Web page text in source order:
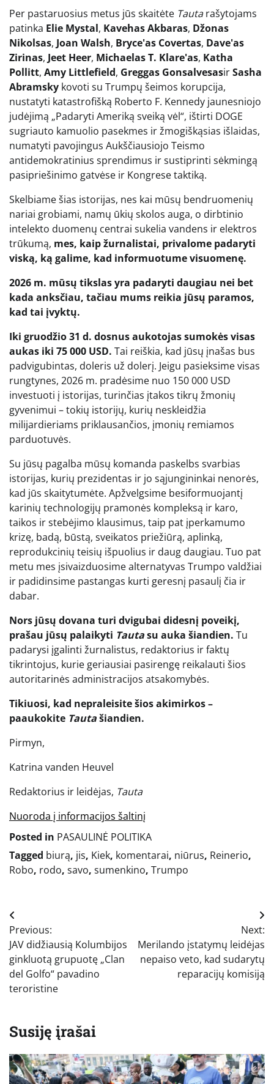
Per pastaruosius metus jūs skaitėte Tautarašytojams
patinka Elie Mystal, Kavehas Akbaras, Džonas
Nikolsas, Joan Walsh, Bryce'as Covertas, Dave'as
Zirinas, Jeet Heer, Michaelas T. Klare'as, Katha
Pollitt, Amy Littlefield, Greggas GonsalvesasirSasha
Abramsky kovoti su Trumpų šeimos korupcija,
nustatyti katastrofišką Roberto F. Kennedy jaunesniojo
judėjimą „Padaryti Ameriką sveiką vėl“, ištirti DOGE
sugriauto kamuolio pasekmes ir žmogiškąsias išlaidas,
numatyti pavojingus Aukščiausiojo Teismo
antidemokratinius sprendimus ir sustiprinti sėkmingą
pasipriešinimo gatvėse ir Kongrese taktiką.
Skelbiame šias istorijas, nes kai mūsų bendruomenių
nariai grobiami, namų ūkių skolos auga, o dirbtinio
intelekto duomenų centrai sukelia vandens ir elektros
trūkumą, mes, kaip žurnalistai, privalome padaryti
viską, ką galime, kad informuotume visuomenę.
2026 m. mūsų tikslas yra padaryti daugiau nei bet
kada anksčiau, tačiau mums reikia jūsų paramos,
kad tai įvyktų.
Iki gruodžio 31 d. dosnus aukotojas sumokės visas
aukas iki 75 000 USD. Tai reiškia, kad jūsų įnašas bus
padvigubintas, doleris už dolerį. Jeigu pasieksime visas
rungtynes, 2026 m. pradėsime nuo 150 000 USD
investuoti į istorijas, turinčias įtakos tikrų žmonių
gyvenimui – tokių istorijų, kurių neskleidžia
milijardieriams priklausančios, įmonių remiamos
parduotuvės.
Su jūsų pagalba mūsų komanda paskelbs svarbias
istorijas, kurių prezidentas ir jo sąjungininkai nenorės,
kad jūs skaitytumėte. Apžvelgsime besiformuojantį
karinių technologijų pramonės kompleksą ir karo,
taikos ir stebėjimo klausimus, taip pat įperkamumo
krizę, badą, būstą, sveikatos priežiūrą, aplinką,
reprodukcinių teisių išpuolius ir daug daugiau. Tuo pat
metu mes įsivaizduosime alternatyvas Trumpo valdžiai
ir padidinsime pastangas kurti geresnį pasaulį čia ir
dabar.
Nors jūsų dovana turi dvigubai didesnį poveikį,
prašau jūsų palaikyti Tautasu auka šiandien. Tu
padarysi įgalinti žurnalistus, redaktorius ir faktų
tikrintojus, kurie geriausiai pasirengę reikalauti šios
autoritarinės administracijos atsakomybės.
Tikiuosi, kad nepraleisite šios akimirkos –
paaukokite Tautašiandien.
Pirmyn,
Katrina vanden Heuvel
Redaktorius ir leidėjas, Tauta
Nuoroda į informacijos šaltinį
Posted in PASAULINĖ POLITIKA
Tagged biurą, jis, Kiek, komentarai, niūrus, Reinerio,
Robo, rodo, savo, sumenkino, Trumpo
Navigacija
tarp
įrašų
Previous:
JAV didžiausią Kolumbijos
ginkluotą grupuotę „Clan
del Golfo“ pavadino
teroristine
Next:
Merilando įstatymų leidėjas
nepaiso veto, kad sudarytų
reparacijų komisiją
Susiję įrašai